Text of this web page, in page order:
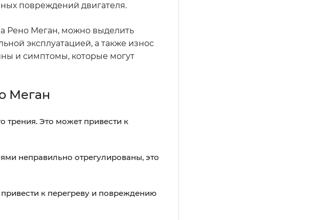
повреждений двигателя.
Рено Меган, можно выделить
эксплуатацией, а также износ
и симптомы, которые могут
Меган
трения. Это может привести к
неправильно отрегулированы, это
к перегреву и повреждению